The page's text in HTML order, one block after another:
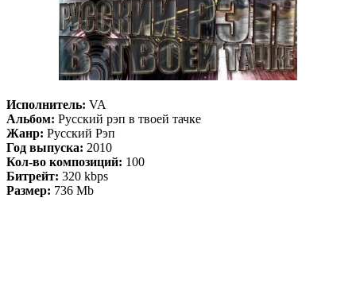
Исполнитель: VA
Альбом: Русский рэп в твоей тачке
Жанр: Русский Рэп
Год выпуска: 2010
Кол-во композиций: 100
Битрейт: 320 kbps
Размер: 736 Mb